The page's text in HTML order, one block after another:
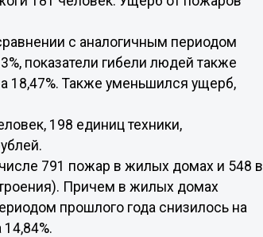
с аналогичным периодом
показатели гибели людей также
18,47%. Также уменьшился ущерб,
198 единиц техники,
791 пожар в жилых домах и 548 в
Причем в жилых домах
прошлого года снизилось на